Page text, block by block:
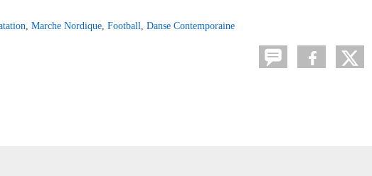
Marche Nordique Football Danse Contemporaine